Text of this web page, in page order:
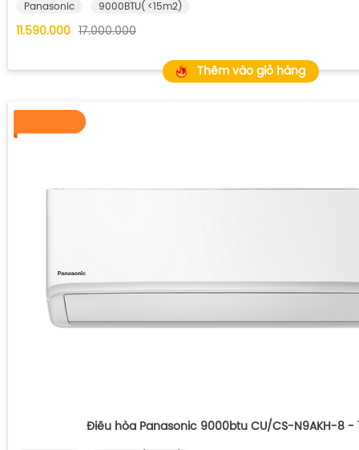
Panasonic 9000BTU( <15m2)
11.590.000 17.000.000
Thêm vào giỏ hàng
Điều hòa Panasonic 9000btu CU/CS-N9AKH-8 -